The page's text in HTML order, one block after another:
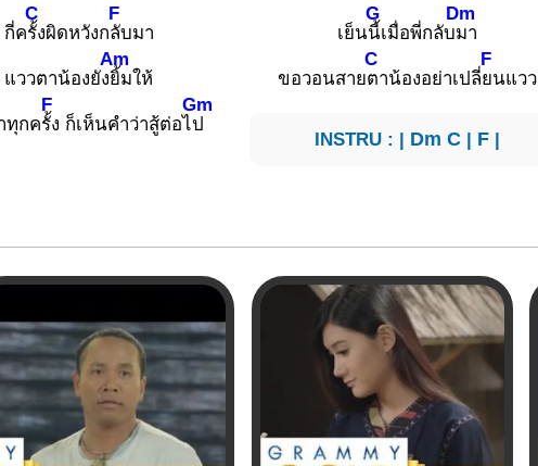
กี่ค
C
รั้งผิดหวังก
F
ลับมา
แววตาน้องยัง
Am
ยิ้มให้
ทุกค
F
รั้ง ก็เห็นคำว่าสู้ต่อไ
Gm
ป
เย็น
G
นี้เมื่อพี่กลับ
Dm
มา
ขอวอนสาย
C
ตาน้องอย่าเปลี่
F
ยนแวว
INSTRU : | Dm C| F|